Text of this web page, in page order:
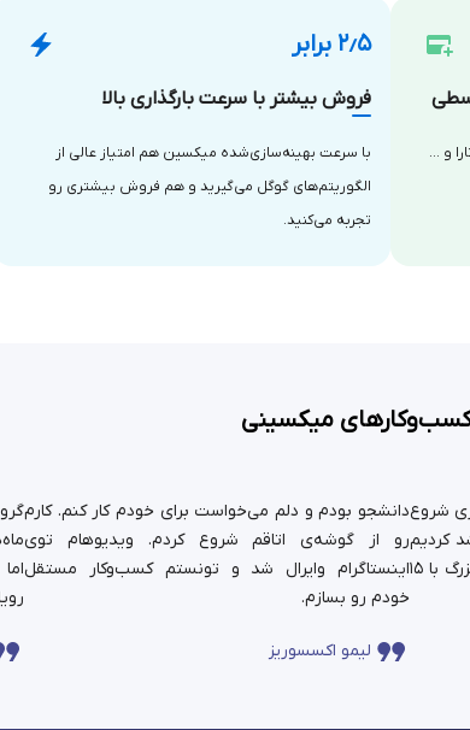
۲٫۵ برابر
فروش بیشتر با سرعت بارگذاری بالا
با سرعت بهینه‌سازی‌شده میکسین هم امتیاز عالی از
الگوریتم‌های گوگل می‌گیرید و هم فروش بیشتری رو
تجربه می‌کنید.
و …
میکسینی
دانشجو بودم و دلم می‌خواست برای خودم کار کنم. کارم
رو از گوشه‌ی اتاقم شروع کردم. ویدیوهام توی
اینستاگرام وایرال شد و تونستم کسب‌وکار مستقل
خودم رو بسازم.
لیمو اکسسوریز
بازی شروع
کردیم
و حالا اون کارِ کوچیکِ خونگی، به یه فروشگاه بزرگ با ۱۵